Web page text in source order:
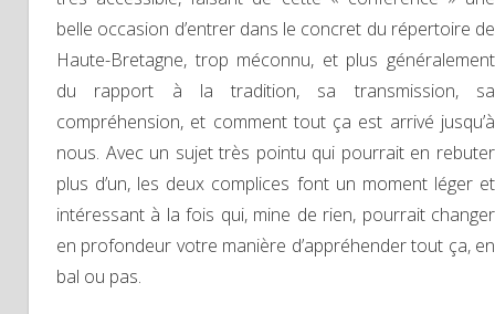
belle occasion d’entrer dans le concret du répertoire de
Haute-Bretagne, trop méconnu, et plus généralement
du rapport à la tradition, sa transmission, sa
compréhension, et comment tout ça est arrivé jusqu’à
nous. Avec un sujet très pointu qui pourrait en rebuter
plus d’un, les deux complices font un moment léger et
intéressant à la fois qui, mine de rien, pourrait changer
en profondeur votre manière d’appréhender tout ça, en
bal ou pas.